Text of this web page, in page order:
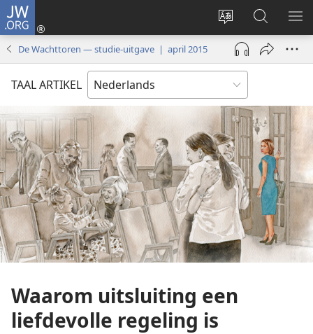
JW.ORG
Taal
site
wijzigen
Inloggen
(opent
nieuw
venster)
Zoeken
op
JW.ORG
De Wachttoren — studie-uitgave | april 2015
TAAL ARTIKEL
Waarom uitsluiting een
liefdevolle regeling is